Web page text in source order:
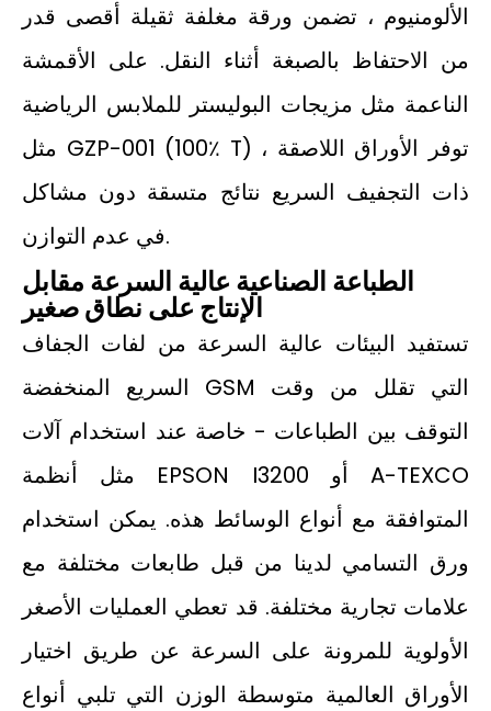
الألومنيوم ، تضمن ورقة مغلفة ثقيلة أقصى قدر
من الاحتفاظ بالصبغة أثناء النقل. على الأقمشة
الناعمة مثل مزيجات البوليستر للملابس الرياضية
مثل GZP-001 (100٪ T) ، توفر الأوراق اللاصقة
ذات التجفيف السريع نتائج متسقة دون مشاكل
في عدم التوازن.
الطباعة الصناعية عالية السرعة مقابل
الإنتاج على نطاق صغير
تستفيد البيئات عالية السرعة من لفات الجفاف
السريع المنخفضة GSM التي تقلل من وقت
التوقف بين الطباعات - خاصة عند استخدام آلات
مثل أنظمة EPSON I3200 أو A-TEXCO
المتوافقة مع أنواع الوسائط هذه. يمكن استخدام
ورق التسامي لدينا من قبل طابعات مختلفة مع
علامات تجارية مختلفة. قد تعطي العمليات الأصغر
الأولوية للمرونة على السرعة عن طريق اختيار
الأوراق العالمية متوسطة الوزن التي تلبي أنواع